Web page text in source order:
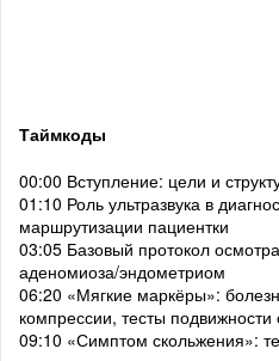
Таймкоды
00:00 Вступление: цели и
01:10 Роль ультразвука в
маршрутизации пациентки
03:05 Базовый протокол
аденомиоза/эндометриом
06:20 «Мягкие маркёры»:
компрессии, тесты подвижности
09:10 «Симптом скольжения»: